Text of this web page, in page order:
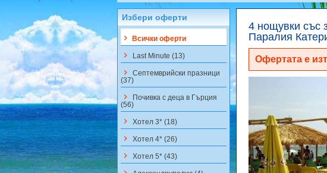
4 нощувки със
Паралия
Офертата е
Избери оферти
keyboard_arrow_right Всички оферти
keyboard_arrow_right Last Minute (13)
keyboard_arrow_right Септемврийски празници
(37)
keyboard_arrow_right
Почивка с деца в Гърция
(56)
keyboard_arrow_right Хотел 3* (18)
keyboard_arrow_right Хотел 4* (26)
keyboard_arrow_right Хотел 5* (43)